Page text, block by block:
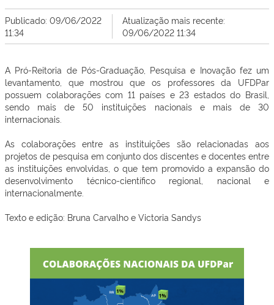
Publicado: 09/06/2022
11:34
Atualização mais recente:
09/06/2022 11:34
A Pró-Reitoria de Pós-Graduação, Pesquisa e Inovação fez um
levantamento, que mostrou que os professores da UFDPar
possuem colaborações com 11 países e 23 estados do Brasil,
sendo mais de 50 instituições nacionais e mais de 30
internacionais.
As colaborações entre as instituições são relacionadas aos
projetos de pesquisa em conjunto dos discentes e docentes entre
as instituições envolvidas, o que tem promovido a expansão do
desenvolvimento técnico-científico regional, nacional e
internacionalmente.
Texto e edição: Bruna Carvalho e Victoria Sandys